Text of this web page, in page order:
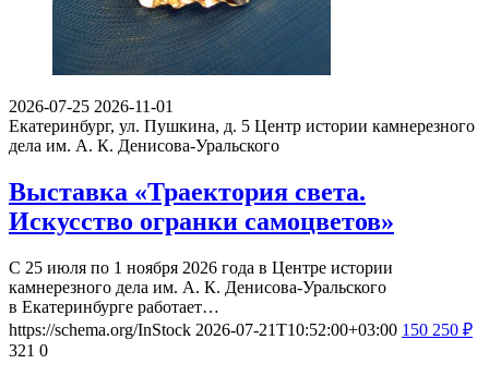
2026-07-25 2026-11-01
Екатеринбург, ул. Пушкина, д. 5 Центр истории камнерезного
дела им. А. К. Денисова-Уральского
Выставка «Траектория света.
Искусство огранки самоцветов»
С 25 июля по 1 ноября 2026 года в Центре истории
камнерезного дела им. А. К. Денисова-Уральского
в Екатеринбурге работает…
https://schema.org/InStock 2026-07-21T10:52:00+03:00 150 250 ₽
321 0